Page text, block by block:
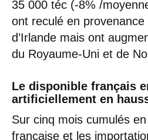
35 000 téc (-8% /
ont reculé en provenance
d’Irlande mais ont
du Royaume-Uni et de
Le disponible français
artificiellement en
Sur cinq mois cumulés
française et les